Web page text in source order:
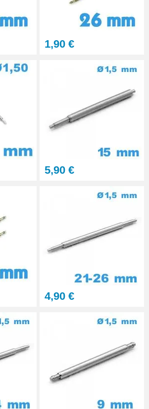
1,90 €
5,90 €
4,90 €